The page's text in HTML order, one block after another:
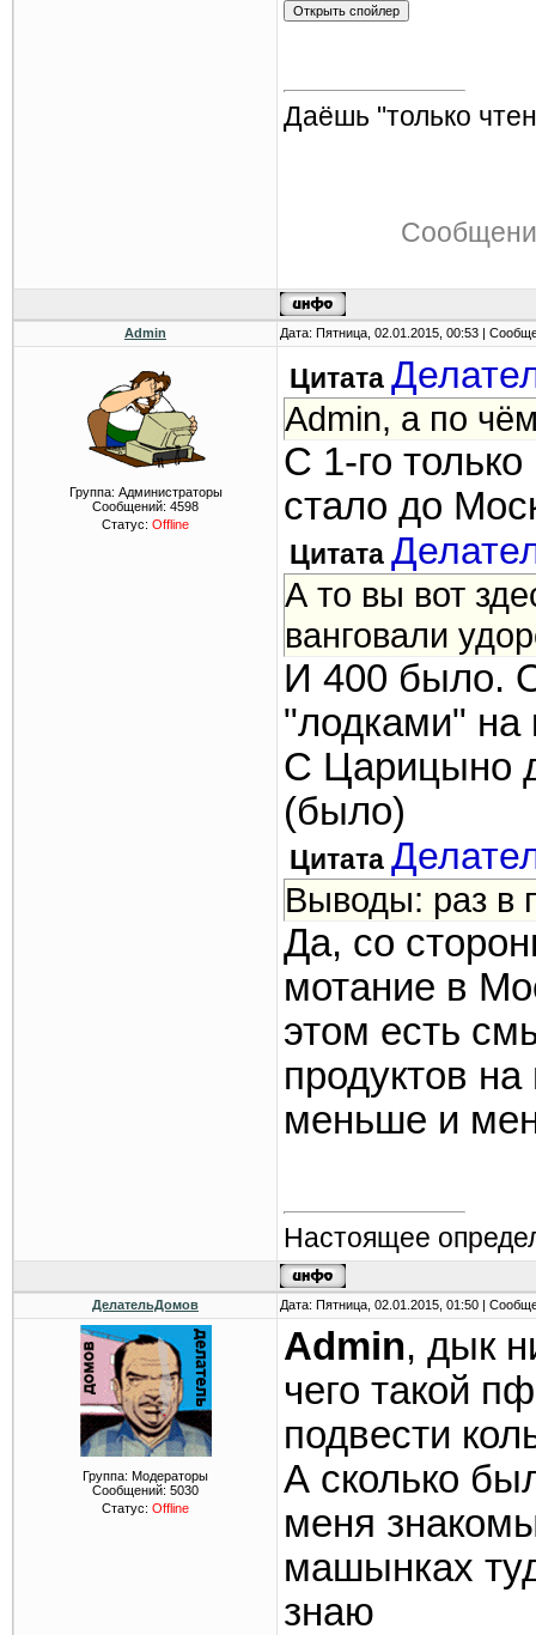
Даёшь "только
Admin Дата: Пятница, 02.01.2015, 00:53 |
Группа: Администраторы
Сообщений: 4598
Статус: Offline
Цитата
Admin, а по
С 1-го
стало до
Цитата
А то вы вот
ванговали
И 400 было.
"лодками"
С Царицыно
(было)
Цитата
Выводы: раз в
Да, со
мотание в
этом есть
продуктов
меньше и
Настоящее
ДелательДомов Дата: Пятница, 02.01.2015, 01:50 |
Группа: Модераторы
Сообщений: 5030
Статус: Offline
Admin, дык
чего такой
подвести
А сколько
меня
машынках
знаю